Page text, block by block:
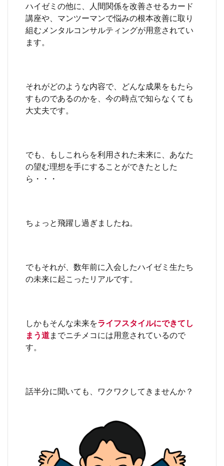
ハイゼミの他に、人間関係を改善させるカード
講座や、マンツーマンで悩みの根本改善に取り
組むメンタルコンサルティングが用意されてい
ます。
それがどのような内容で、どんな成果をもたら
すものであるのかを、今の時点で知らなくても
大丈夫です。
でも、もしこれらを利用された未来に、あなた
の望む理想を手にすることができたとした
ら・・・
ちょっと飛躍し過ぎましたね。
でもそれが、数年前に入会したハイゼミ生たち
の未来に起こったリアルです。
しかもそんな未来をライフスタイルにできてし
まう道までニチメコには用意されているので
す。
話半分に聞いても、ワクワクしてきませんか？